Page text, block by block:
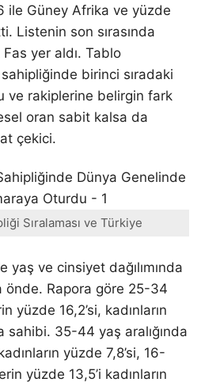
ile Güney Afrika ve yüzde
Listenin son sırasında
Fas yer aldı. Tablo
birinci sıradaki
ve rakiplerine belirgin fark
oran sabit kalsa da
çekici.
Sıralaması ve Türkiye
yaş ve cinsiyet dağılımında
önde. Rapora göre 25-34
yüzde 16,2’si, kadınların
sahibi. 35-44 yaş aralığında
yüzde 7,8’si, 16-
yüzde 13,5’i kadınların